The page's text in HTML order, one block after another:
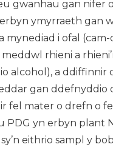
gwanhau gan nifer
ymyrraeth gan
mynediad i ofal
rhieni a
alcohol), a ddiffinnir
gan ddefnyddio
fel mater o drefn o
yn erbyn plant
eithrio sampl y